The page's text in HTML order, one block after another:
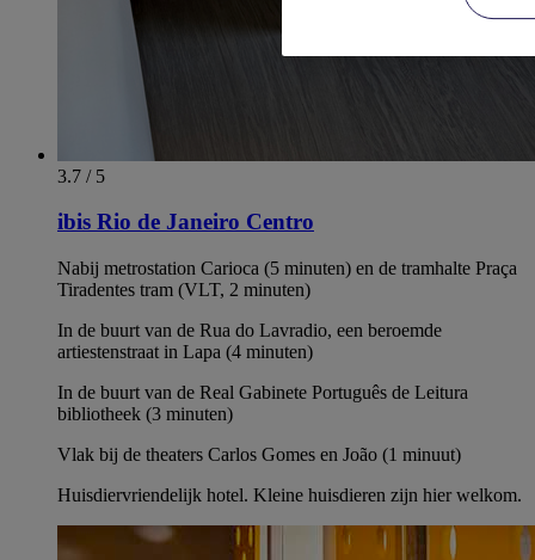
3.7 / 5
ibis Rio de Janeiro Centro
Nabij metrostation Carioca (5 minuten) en de tramhalte Praça
Tiradentes tram (VLT, 2 minuten)
In de buurt van de Rua do Lavradio, een beroemde
artiestenstraat in Lapa (4 minuten)
In de buurt van de Real Gabinete Português de Leitura
bibliotheek (3 minuten)
Vlak bij de theaters Carlos Gomes en João (1 minuut)
Huisdiervriendelijk hotel. Kleine huisdieren zijn hier welkom.